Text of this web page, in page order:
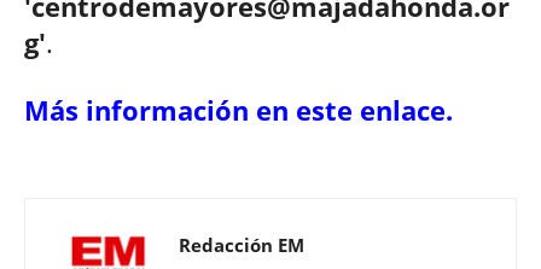
g'.
Más información en este enlace.
Redacción EM